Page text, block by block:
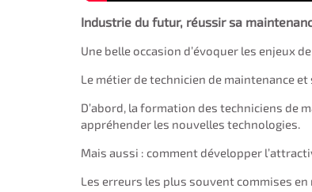
Industrie du futur, réussir sa
Une belle occasion d’évoquer les enjeux
Le métier de technicien de maintenance
D’abord, la formation des techniciens de
appréhender les nouvelles technologies.
Mais aussi : comment développer
Les erreurs les plus souvent commises